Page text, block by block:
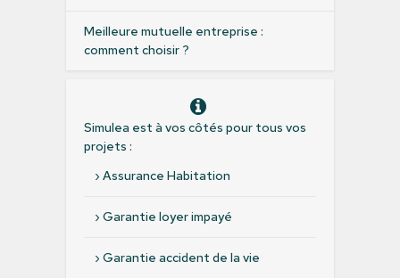
Meilleure mutuelle entreprise :
comment choisir ?
Simulea est à vos côtés pour tous vos
projets :
› Assurance Habitation
› Garantie loyer impayé
› Garantie accident de la vie